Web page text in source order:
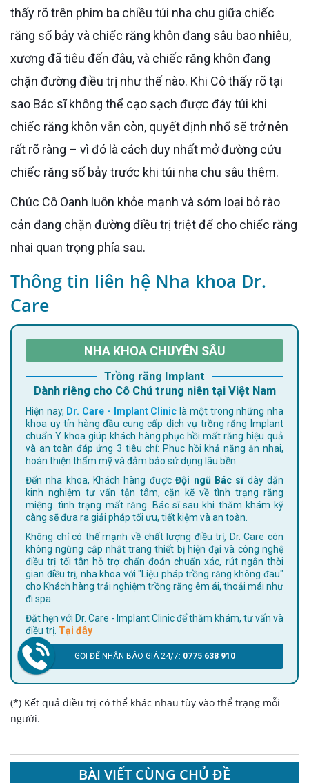
thấy rõ trên phim ba chiều túi nha chu giữa chiếc
răng số bảy và chiếc răng khôn đang sâu bao nhiêu,
xương đã tiêu đến đâu, và chiếc răng khôn đang
chặn đường điều trị như thế nào. Khi Cô thấy rõ tại
sao Bác sĩ không thể cạo sạch được đáy túi khi
chiếc răng khôn vẫn còn, quyết định nhổ sẽ trở nên
rất rõ ràng – vì đó là cách duy nhất mở đường cứu
chiếc răng số bảy trước khi túi nha chu sâu thêm.
Chúc Cô Oanh luôn khỏe mạnh và sớm loại bỏ rào
cản đang chặn đường điều trị triệt để cho chiếc răng
nhai quan trọng phía sau.
Thông tin liên hệ Nha khoa Dr.
Care
NHA KHOA CHUYÊN SÂU
Trồng răng Implant
Dành riêng cho Cô Chú trung niên tại Việt Nam
Hiện nay, Dr. Care - Implant Clinic là một trong những nha
khoa uy tín hàng đầu cung cấp dịch vụ trồng răng Implant
chuẩn Y khoa giúp khách hàng phục hồi mất răng hiệu quả
và an toàn đáp ứng 3 tiêu chí: Phục hồi khả năng ăn nhai,
hoàn thiện thẩm mỹ và đảm bảo sử dụng lâu bền.
Đến nha khoa, Khách hàng đượcĐội ngũ Bác sĩdày dặn
kinh nghiệm tư vấn tận tâm, cặn kẽ về tình trạng răng
miệng. tình trạng mất răng. Bác sĩ sau khi thăm khám kỹ
càng sẽ đưa ra giải pháp tối ưu, tiết kiệm và an toàn.
Không chỉ có thế mạnh về chất lượng điều trị, Dr. Care còn
không ngừng cập nhật trang thiết bị hiện đại và công nghệ
điều trị tối tân hỗ trợ chẩn đoán chuẩn xác, rút ngắn thời
gian điều trị, nha khoa với "Liệu pháp trồng răng không đau"
cho Khách hàng trải nghiệm trồng răng êm ái, thoải mái như
đi spa.
Đặt hẹn với Dr. Care - Implant Clinic để thăm khám, tư vấn và
điều trị. Tại đây
GỌI ĐỂ NHẬN BÁO GIÁ 24/7: 0775 638 910
(*) Kết quả điều trị có thể khác nhau tùy vào thể trạng mỗi
người.
BÀI VIẾT CÙNG CHỦ ĐỀ